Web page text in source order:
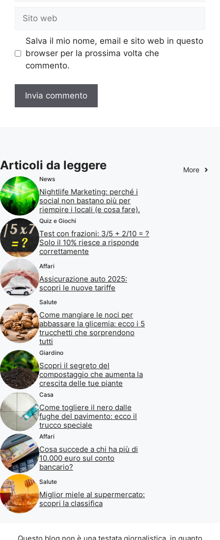
web
Salva il mio nome, email e sito web in questo
browser per la prossima volta che
commento.
Articoli da leggere More
News
Nightlife Marketing: perché i
social non bastano più per
riempire i locali (e cosa fare).
Quiz e Giochi
Test con frazioni: 3/5 + 2/10 = ?
Solo il 10% riesce a risponde
correttamente
Affari
Assicurazione auto 2025:
scopri le nuove tariffe
Salute
Come mangiare le noci per
abbassare la glicemia: ecco i 5
trucchetti che sorprendono
tutti
Giardino
Scopri il segreto del
compostaggio che aumenta la
crescita delle tue piante
Casa
Come togliere il nero dalle
fughe del pavimento: ecco il
trucco speciale
Affari
Cosa succede a chi ha più di
10.000 euro sul conto
bancario?
Salute
Miglior miele al supermercato:
scopri la classifica